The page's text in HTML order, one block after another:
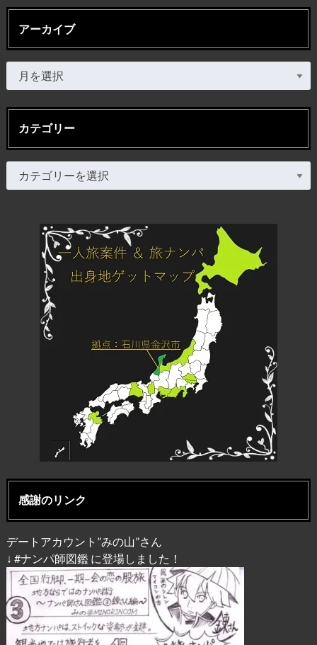
アーカイブ
カテゴリー
感謝のリンク
デートアカウント”みの山”さん
↓ #ナンパ師図鑑 に登場しました！